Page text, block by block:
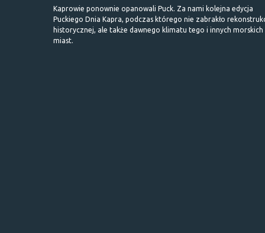
Kaprowie ponownie opanowali Puck. Za nami kolejna edycja
Puckiego Dnia Kapra, podczas którego nie zabrakło
historycznej, ale także dawnego klimatu tego i innych morskich
miast.